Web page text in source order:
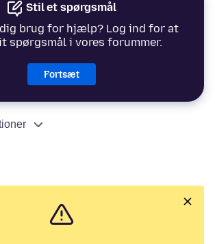
Stil et spørgsmål
brug for hjælp? Log ind for at
spørgsmål i vores forummer.
Fortsæt